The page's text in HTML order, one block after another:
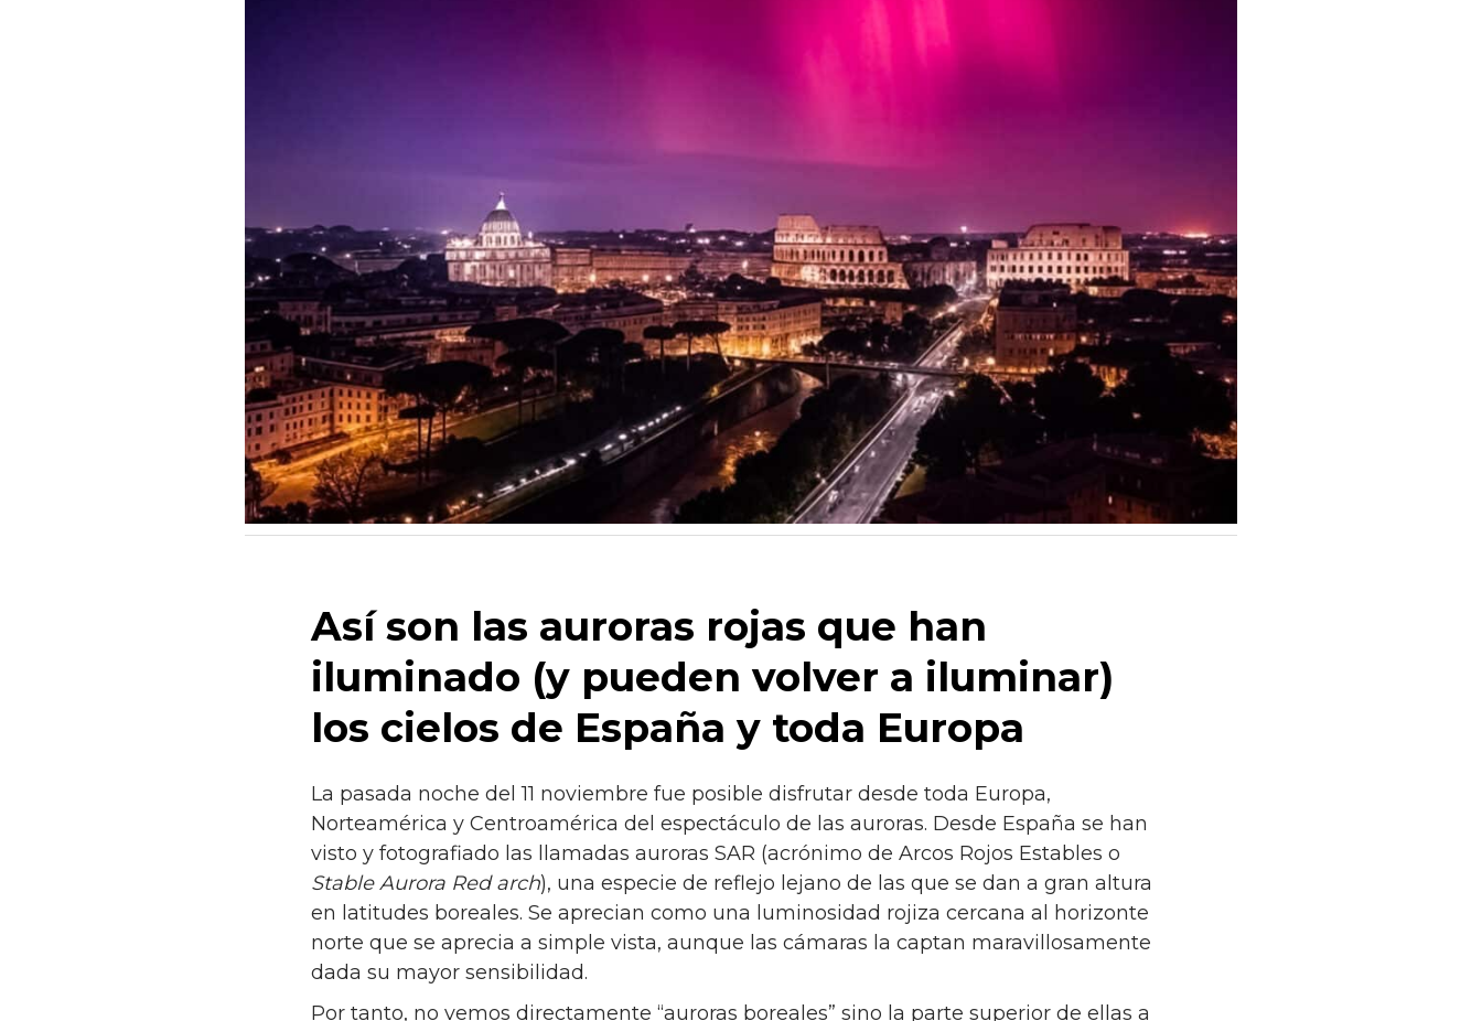
Así son las auroras rojas que han
iluminado (y pueden volver a iluminar)
los cielos de España y toda Europa
La pasada noche del 11 noviembre fue posible disfrutar desde toda Europa,
Norteamérica y Centroamérica del espectáculo de las auroras. Desde España se han
visto y fotografiado las llamadas auroras SAR (acrónimo de Arcos Rojos Estables o
Stable Aurora Red arch), una especie de reflejo lejano de las que se dan a gran altura
en latitudes boreales. Se aprecian como una luminosidad rojiza cercana al horizonte
norte que se aprecia a simple vista, aunque las cámaras la captan maravillosamente
dada su mayor sensibilidad.
Por tanto, no vemos directamente “auroras boreales” sino la parte superior de ellas a